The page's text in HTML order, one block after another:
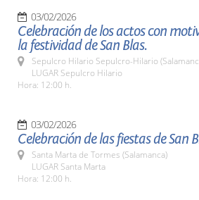
03/02/2026
Celebración de los actos con
la festividad de San Blas.
Sepulcro Hilario Sepulcro-Hilario
LUGAR Sepulcro Hilario
Hora: 12:00 h.
03/02/2026
Celebración de las fiestas de San
Santa Marta de Tormes (Salamanca)
LUGAR Santa Marta
Hora: 12:00 h.